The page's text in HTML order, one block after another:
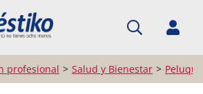
profesional Salud y Bienestar